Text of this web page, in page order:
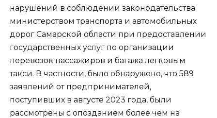
нарушений в соблюдении законодательства
министерством транспорта и автомобильных
дорог Самарской области при предоставлении
государственных услуг по организации
перевозок пассажиров и багажа легковым
такси. В частности, было обнаружено, что 589
заявлений от предпринимателей,
поступивших в августе 2023 года, были
рассмотрены с опозданием более чем на